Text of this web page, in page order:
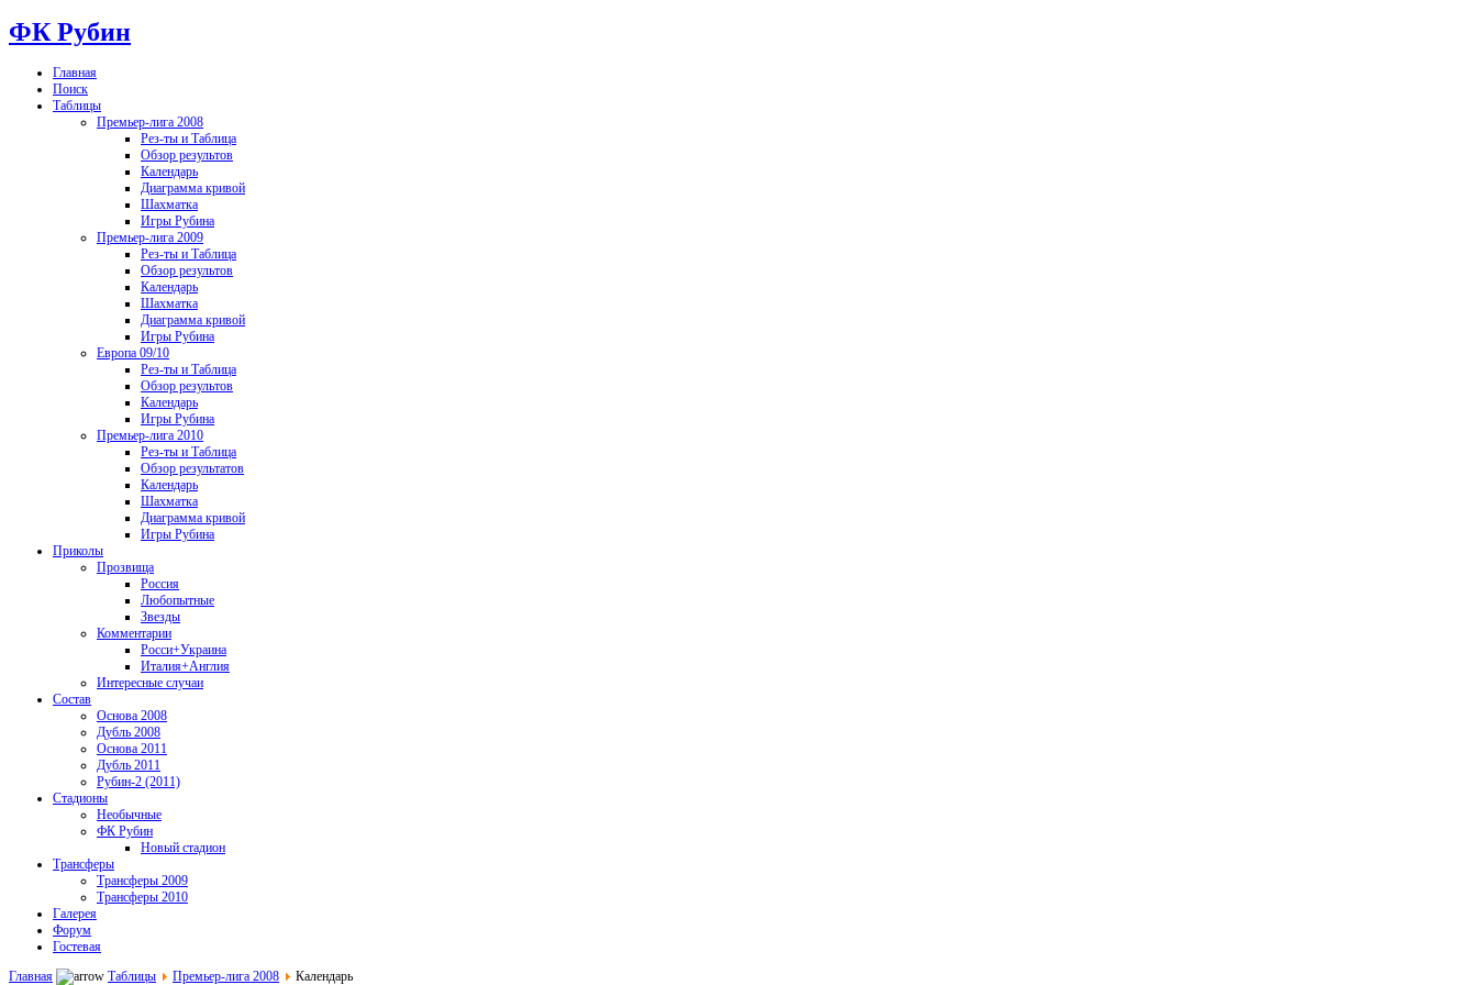
ФК Рубин
Главная
Поиск
Таблицы
Премьер-лига 2008
Рез-ты и Таблица
Обзор результов
Календарь
Диаграмма кривой
Шахматка
Игры Рубина
Премьер-лига 2009
Рез-ты и Таблица
Обзор результов
Календарь
Шахматка
Диаграмма кривой
Игры Рубина
Европа 09/10
Рез-ты и Таблица
Обзор результов
Календарь
Игры Рубина
Премьер-лига 2010
Рез-ты и Таблица
Обзор результатов
Календарь
Шахматка
Диаграмма кривой
Игры Рубина
Приколы
Прозвища
Россия
Любопытные
Звезды
Комментарии
Росси+Украина
Италия+Англия
Интересные случаи
Состав
Основа 2008
Дубль 2008
Основа 2011
Дубль 2011
Рубин-2 (2011)
Стадионы
Необычные
ФК Рубин
Новый стадион
Трансферы
Трансферы 2009
Трансферы 2010
Галерея
Форум
Гостевая
Главная
Таблицы Премьер-лига 2008 Календарь